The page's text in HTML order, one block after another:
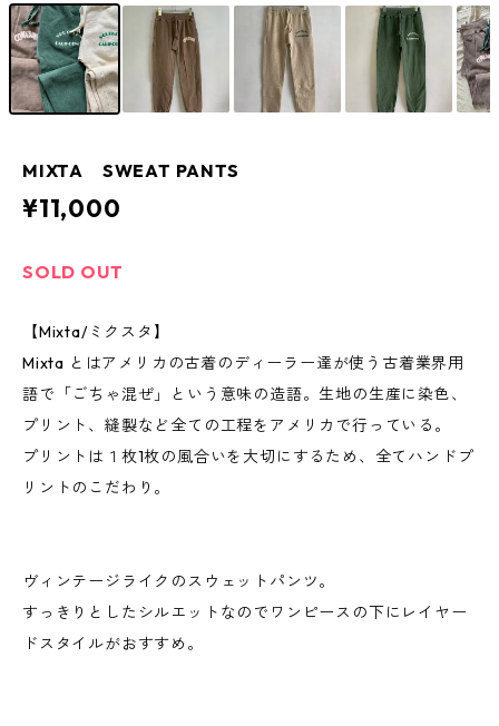
MIXTA SWEAT PANTS
¥11,000
SOLD OUT
【Mixta/ミクスタ】
Mixta とはアメリカの古着のディーラー達が使う古着業界用
語で「ごちゃ混ぜ」という意味の造語。生地の生産に染色、
プリント、縫製など全ての工程をアメリカで行っている。
プリントは１枚1枚の風合いを大切にするため、全てハンドプ
リントのこだわり。
ヴィンテージライクのスウェットパンツ。
すっきりとしたシルエットなのでワンピースの下にレイヤー
ドスタイルがおすすめ。